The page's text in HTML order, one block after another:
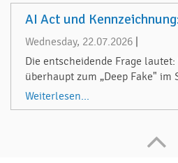
AI Act und
Wednesday, 22.07.2026
Die entscheidende Frage
überhaupt zum „Deep Fake" im
Weiterlesen...